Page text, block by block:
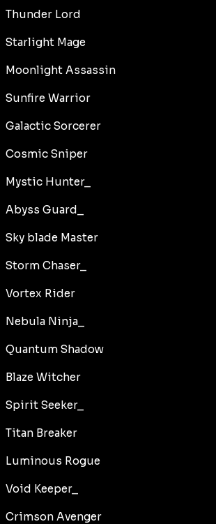
Thunder Lord
Starlight Mage
Moonlight Assassin
Sunfire Warrior
Galactic Sorcerer
Cosmic Sniper
Mystic Hunter_
Abyss Guard_
Sky blade Master
Storm Chaser_
Vortex Rider
Nebula Ninja_
Quantum Shadow
Blaze Witcher
Spirit Seeker_
Titan Breaker
Luminous Rogue
Void Keeper_
Crimson Avenger